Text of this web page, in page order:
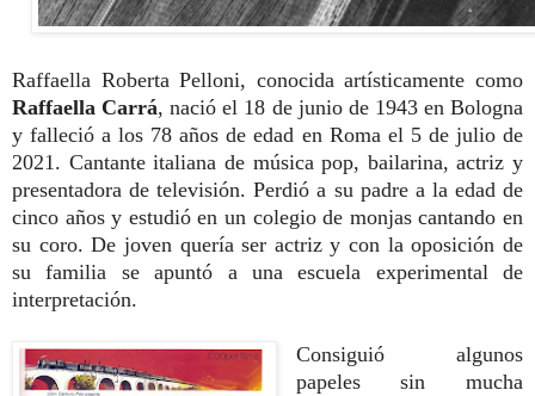
Raffaella Roberta Pelloni, conocida artísticamente como
Raffaella Carrá, nació el 18 de junio de 1943 en Bologna
y falleció a los 78 años de edad en Roma el 5 de julio de
2021. Cantante italiana de música pop, bailarina, actriz y
presentadora de televisión. Perdió a su padre a la edad de
cinco años y estudió en un colegio de monjas cantando en
su coro. De joven quería ser actriz y con la oposición de
su familia se apuntó a una escuela experimental de
interpretación.
Consiguió algunos
papeles sin mucha